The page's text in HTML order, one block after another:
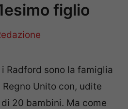
figlio
Radford sono la famiglia
Unito con, udite
20 bambini. Ma come